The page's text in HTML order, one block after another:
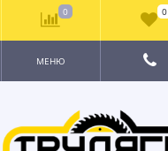
МЕНЮ
0 0